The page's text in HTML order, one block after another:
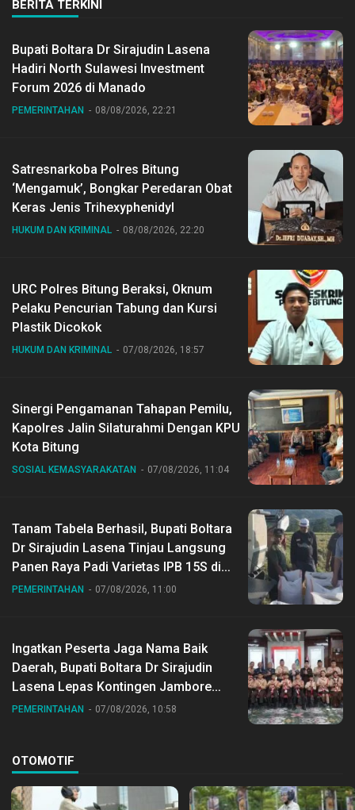
BERITA TERKINI
Bupati Boltara Dr Sirajudin Lasena
Hadiri North Sulawesi Investment
Forum 2026 di Manado
PEMERINTAHAN 08/08/2026, 22:21
Satresnarkoba Polres Bitung
‘Mengamuk’, Bongkar Peredaran Obat
Keras Jenis Trihexyphenidyl
HUKUM DAN KRIMINAL 08/08/2026, 22:20
URC Polres Bitung Beraksi, Oknum
Pelaku Pencurian Tabung dan Kursi
Plastik Dicokok
HUKUM DAN KRIMINAL 07/08/2026, 18:57
Sinergi Pengamanan Tahapan Pemilu,
Kapolres Jalin Silaturahmi Dengan KPU
Kota Bitung
SOSIAL KEMASYARAKATAN 07/08/2026, 11:04
Tanam Tabela Berhasil, Bupati Boltara
Dr Sirajudin Lasena Tinjau Langsung
Panen Raya Padi Varietas IPB 15S di
Desa Gihang
PEMERINTAHAN 07/08/2026, 11:00
Ingatkan Peserta Jaga Nama Baik
Daerah, Bupati Boltara Dr Sirajudin
Lasena Lepas Kontingen Jambore
Nasional ke XII di Buperta Cibubur
PEMERINTAHAN 07/08/2026, 10:58
OTOMOTIF